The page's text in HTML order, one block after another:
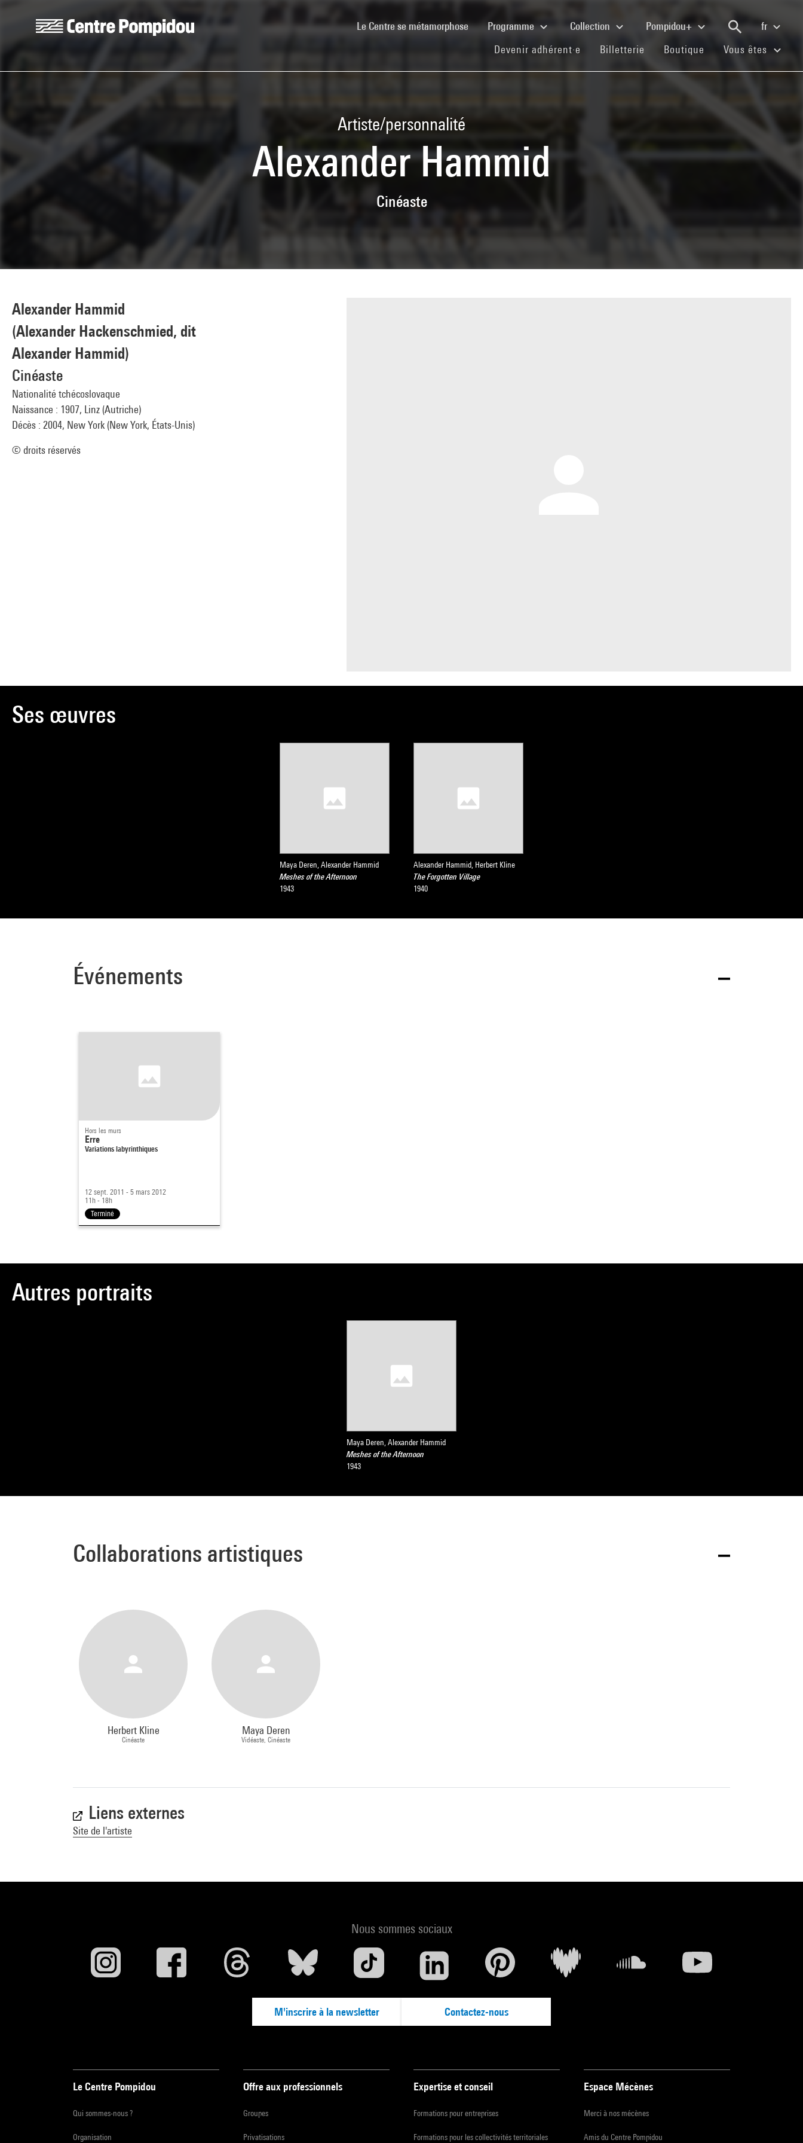
Le Centre se métamorphose(current)Programme Collection Pompidou+
fr
Devenir adhérent·e (current)
Billetterie (current)
Boutique (current)
Vous êtes
Artiste/personnalité
Alexander Hammid
Cinéaste
Alexander Hammid
(Alexander Hackenschmied, dit
Alexander Hammid)
Cinéaste
Nationalité tchécoslovaque
Naissance : 1907, Linz (Autriche)
Décès : 2004, New York (New York, États-Unis)
© droits réservés
Ses œuvres
Maya Deren, Alexander Hammid
Meshes of the Afternoon
1943
Alexander Hammid, Herbert Kline
The Forgotten Village
1940
Événements
Hors les murs
Erre
Variations labyrinthiques
12 sept. 2011 - 5 mars 2012
11h - 18h
Terminé
Autres portraits
Maya Deren, Alexander Hammid
Meshes of the Afternoon
1943
Collaborations artistiques
Herbert Kline
Cinéaste
Maya Deren
Vidéaste, Cinéaste
Liens externes
Site de l'artiste
Nous sommes sociaux
M'inscrire à la newsletter Contactez-nous
Le Centre Pompidou
Qui sommes-nous ?
Organisation
Offre aux professionnels
Groupes
Privatisations
Expertise et conseil
Formations pour entreprises
Formations pour les collectivités territoriales
Espace Mécènes
Merci à nos mécènes
Amis du Centre Pompidou